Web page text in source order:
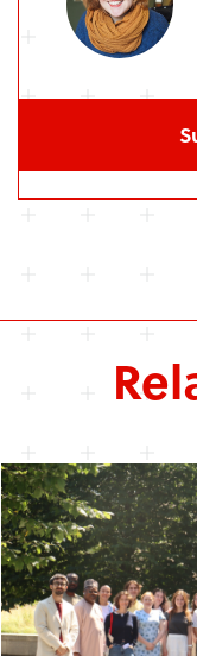
Catrin yw'r
NCMH a